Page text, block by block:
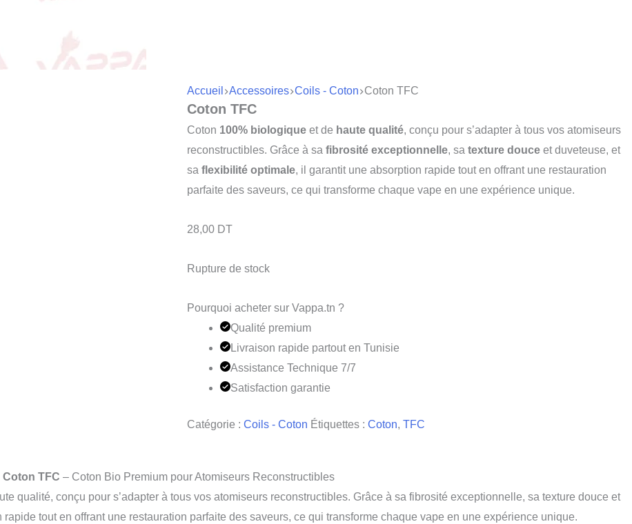
Accueil Accessoires Coils - Coton Coton TFC
Coton TFC
Coton 100% biologiqueet de haute qualité, conçu pour s’adapter à tous vos atomiseurs
reconstructibles. Grâce à sa fibrosité exceptionnelle, sa texture douceet duveteuse, et
sa flexibilité optimale, il garantit une absorption rapide tout en offrant une restauration
parfaite des saveurs, ce qui transforme chaque vape en une expérience unique.
28,00 DT
Rupture de stock
Pourquoi acheter sur Vappa.tn ?
Qualité premium
Livraison rapide partout en Tunisie
Assistance Technique 7/7
Satisfaction garantie
Catégorie : Coils - Coton Étiquettes : Coton, TFC
Coton TFC – Coton Bio Premium pour Atomiseurs Reconstructibles
qualité, conçu pour s’adapter à tous vos atomiseurs reconstructibles. Grâce à sa fibrosité exceptionnelle, sa texture douce et
tout en offrant une restauration parfaite des saveurs, ce qui transforme chaque vape en une expérience unique.